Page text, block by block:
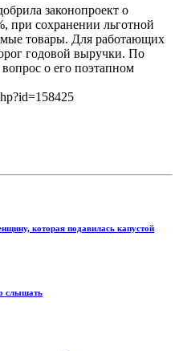
законопроект о
сохранении льготной
товары. Для работающих
годовой выручки. По
о его поэтапном
которая подавилась капустой
слышать